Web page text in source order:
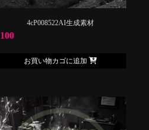
4cP008522AI生成素材
100
お買い物カゴに追加